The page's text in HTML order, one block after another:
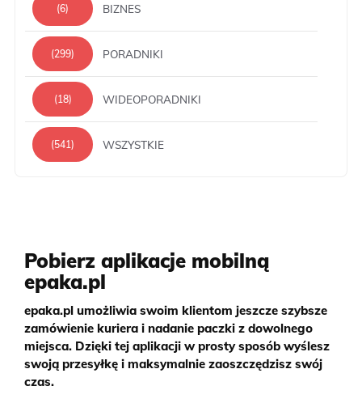
(6) BIZNES
(299) PORADNIKI
(18) WIDEOPORADNIKI
(541) WSZYSTKIE
Pobierz aplikacje mobilną
epaka.pl
epaka.pl umożliwia swoim klientom jeszcze szybsze
zamówienie kuriera i nadanie paczki z dowolnego
miejsca. Dzięki tej aplikacji w prosty sposób wyślesz
swoją przesyłkę i maksymalnie zaoszczędzisz swój
czas.